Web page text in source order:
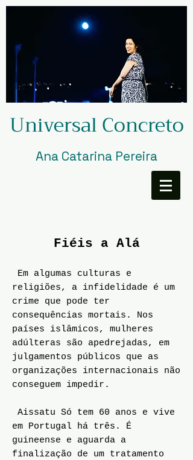
Universal Concreto
Ana Catarina Pereira
Fiéis a Alá
Em algumas culturas e
religiões, a infidelidade é um
crime que pode ter
consequências mortais. Nos
países islâmicos, mulheres
adúlteras são apedrejadas, em
julgamentos públicos que as
organizações internacionais não
conseguem impedir.
Aissatu Só tem 60 anos e vive
em Portugal há três. É
guineense e aguarda a
finalização de um tratamento